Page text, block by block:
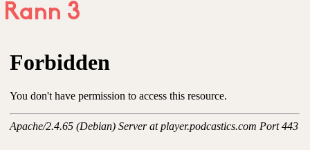
Rann 3